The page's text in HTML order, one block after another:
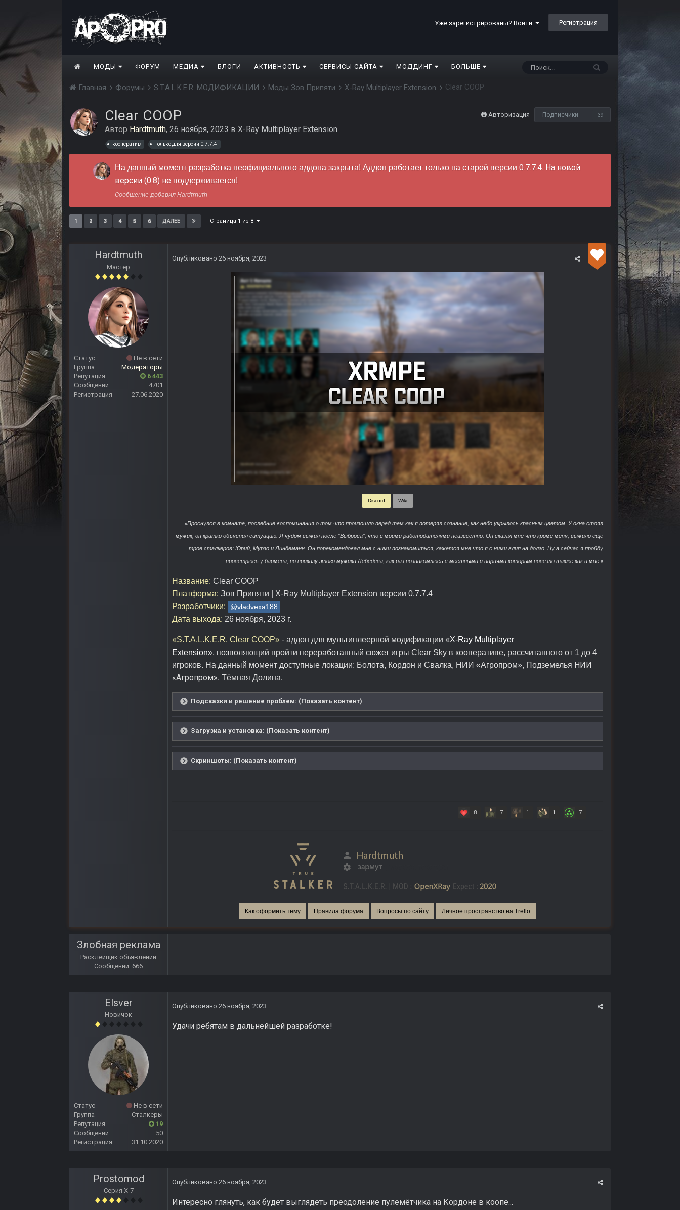
Уже зарегистрированы? Войти Регистрация
МОДЫ ФОРУМ МЕДИА БЛОГИ АКТИВНОСТЬ СЕРВИСЫ САЙТА МОДДИНГ БОЛЬШЕ
Главная Форумы S.T.A.L.K.E.R. МОДИФИКАЦИИ Моды Зов Припяти X-Ray Multiplayer Extension Clear COOP
Авторизация Подписчики 39
Clear COOP
Автор Hardtmuth, 26 ноября, 2023 в X-Ray Multiplayer Extension
кооператив только для версии 0.7.7.4
На данный момент разработка неофициального аддона закрыта! Аддон работает только на старой версии 0.7.7.4. На новой
версии (0.8) не поддерживается!
Сообщение добавил Hardtmuth
1 2 3 4 5 6 ДАЛЕЕ Страница 1 из 8
Hardtmuth
Мастер
Статус
Не в сети
Группа
Модераторы
Репутация
6 443
Сообщений
4701
Регистрация
27.06.2020
Опубликовано 26 ноября, 2023
Discord Wiki
«Проснулся в комнате, последние воспоминания о том что произошло перед тем как я потерял сознание, как небо укрылось красным цветом. У окна стоял
мужик, он кратко объяснил ситуацию. Я чудом выжил после “Выброса”, что с моими работодателями неизвестно. Он сказал мне что кроме меня, выжило ещё
трое сталкеров: Юрий, Мурзо и Линдеманн. Он порекомендовал мне с ними познакомиться, кажется мне что я с ними влип на долго. Ну а сейчас я пройду
проветрюсь у бармена, по приказу этого мужика Лебедева, как раз познакомлюсь с местными и парнями которым повезло также как и мне. »
Название: Clear COOP
Платформа: Зов Припяти | X-Ray Multiplayer Extension версии 0.7.7.4
Разработчики:
@vladvexa188
Дата выхода: 26 ноября, 2023 г.
«S.T.A.L.K.E.R. Clear COOP» - аддон для мультиплеерной модификации «X-Ray Multiplayer
Extension», позволяющий пройти переработанный сюжет игры Clear Sky в кооперативе, рассчитанного от 1 до 4
игроков. На данный момент доступные локации: Болота, Кордон и Свалка, НИИ «Агропром», Подземелья НИИ
«Агропром», Тёмная Долина.
Подсказки и решение проблем: (Показать контент)
Загрузка и установка: (Показать контент)
Скриншоты: (Показать контент)
8 7 1 1 7
Как оформить тему Правила форума Вопросы по сайту Личное пространство на Trello
Злобная реклама
Расклейщик объявлений
Сообщений: 666
Elsver
Новичок
Статус
Не в сети
Группа
Сталкеры
Репутация
19
Сообщений
50
Регистрация
31.10.2020
Опубликовано 26 ноября, 2023
Удачи ребятам в дальнейшей разработке!
Prostomod
Серия Х-7
Опубликовано 26 ноября, 2023
Интересно глянуть, как будет выглядеть преодоление пулемётчика на Кордоне в коопе...